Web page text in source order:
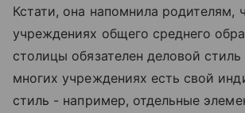
Кстати, она напомнила родителям,
учреждениях общего среднего
столицы обязателен деловой
многих учреждениях есть свой
стиль - например, отдельные